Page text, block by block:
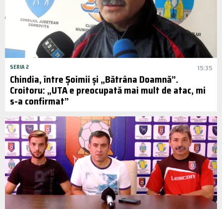
SERIA 2 15:35
Chindia, între Șoimii și „Bătrâna Doamnă”.
Croitoru: „UTA e preocupată mai mult de atac, mi
s-a confirmat”